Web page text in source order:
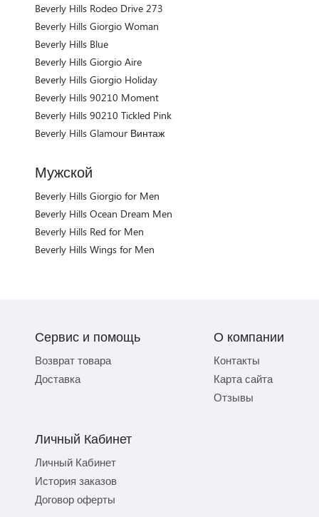
Beverly Hills Rodeo Drive 273
Beverly Hills Giorgio Woman
Beverly Hills Blue
Beverly Hills Giorgio Aire
Beverly Hills Giorgio Holiday
Beverly Hills 90210 Moment
Beverly Hills 90210 Tickled Pink
Beverly Hills Glamour Винтаж
Мужской
Beverly Hills Giorgio for Men
Beverly Hills Ocean Dream Men
Beverly Hills Red for Men
Beverly Hills Wings for Men
Сервис и помощь
Возврат товара
Доставка
О компании
Контакты
Карта сайта
Отзывы
Личный Кабинет
Личный Кабинет
История заказов
Договор оферты